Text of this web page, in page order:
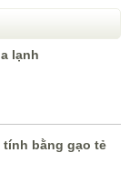
lạnh
tính bằng gạo tẻ